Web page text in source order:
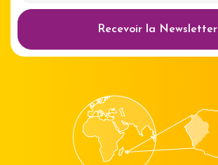
Recevoir la Newsletter